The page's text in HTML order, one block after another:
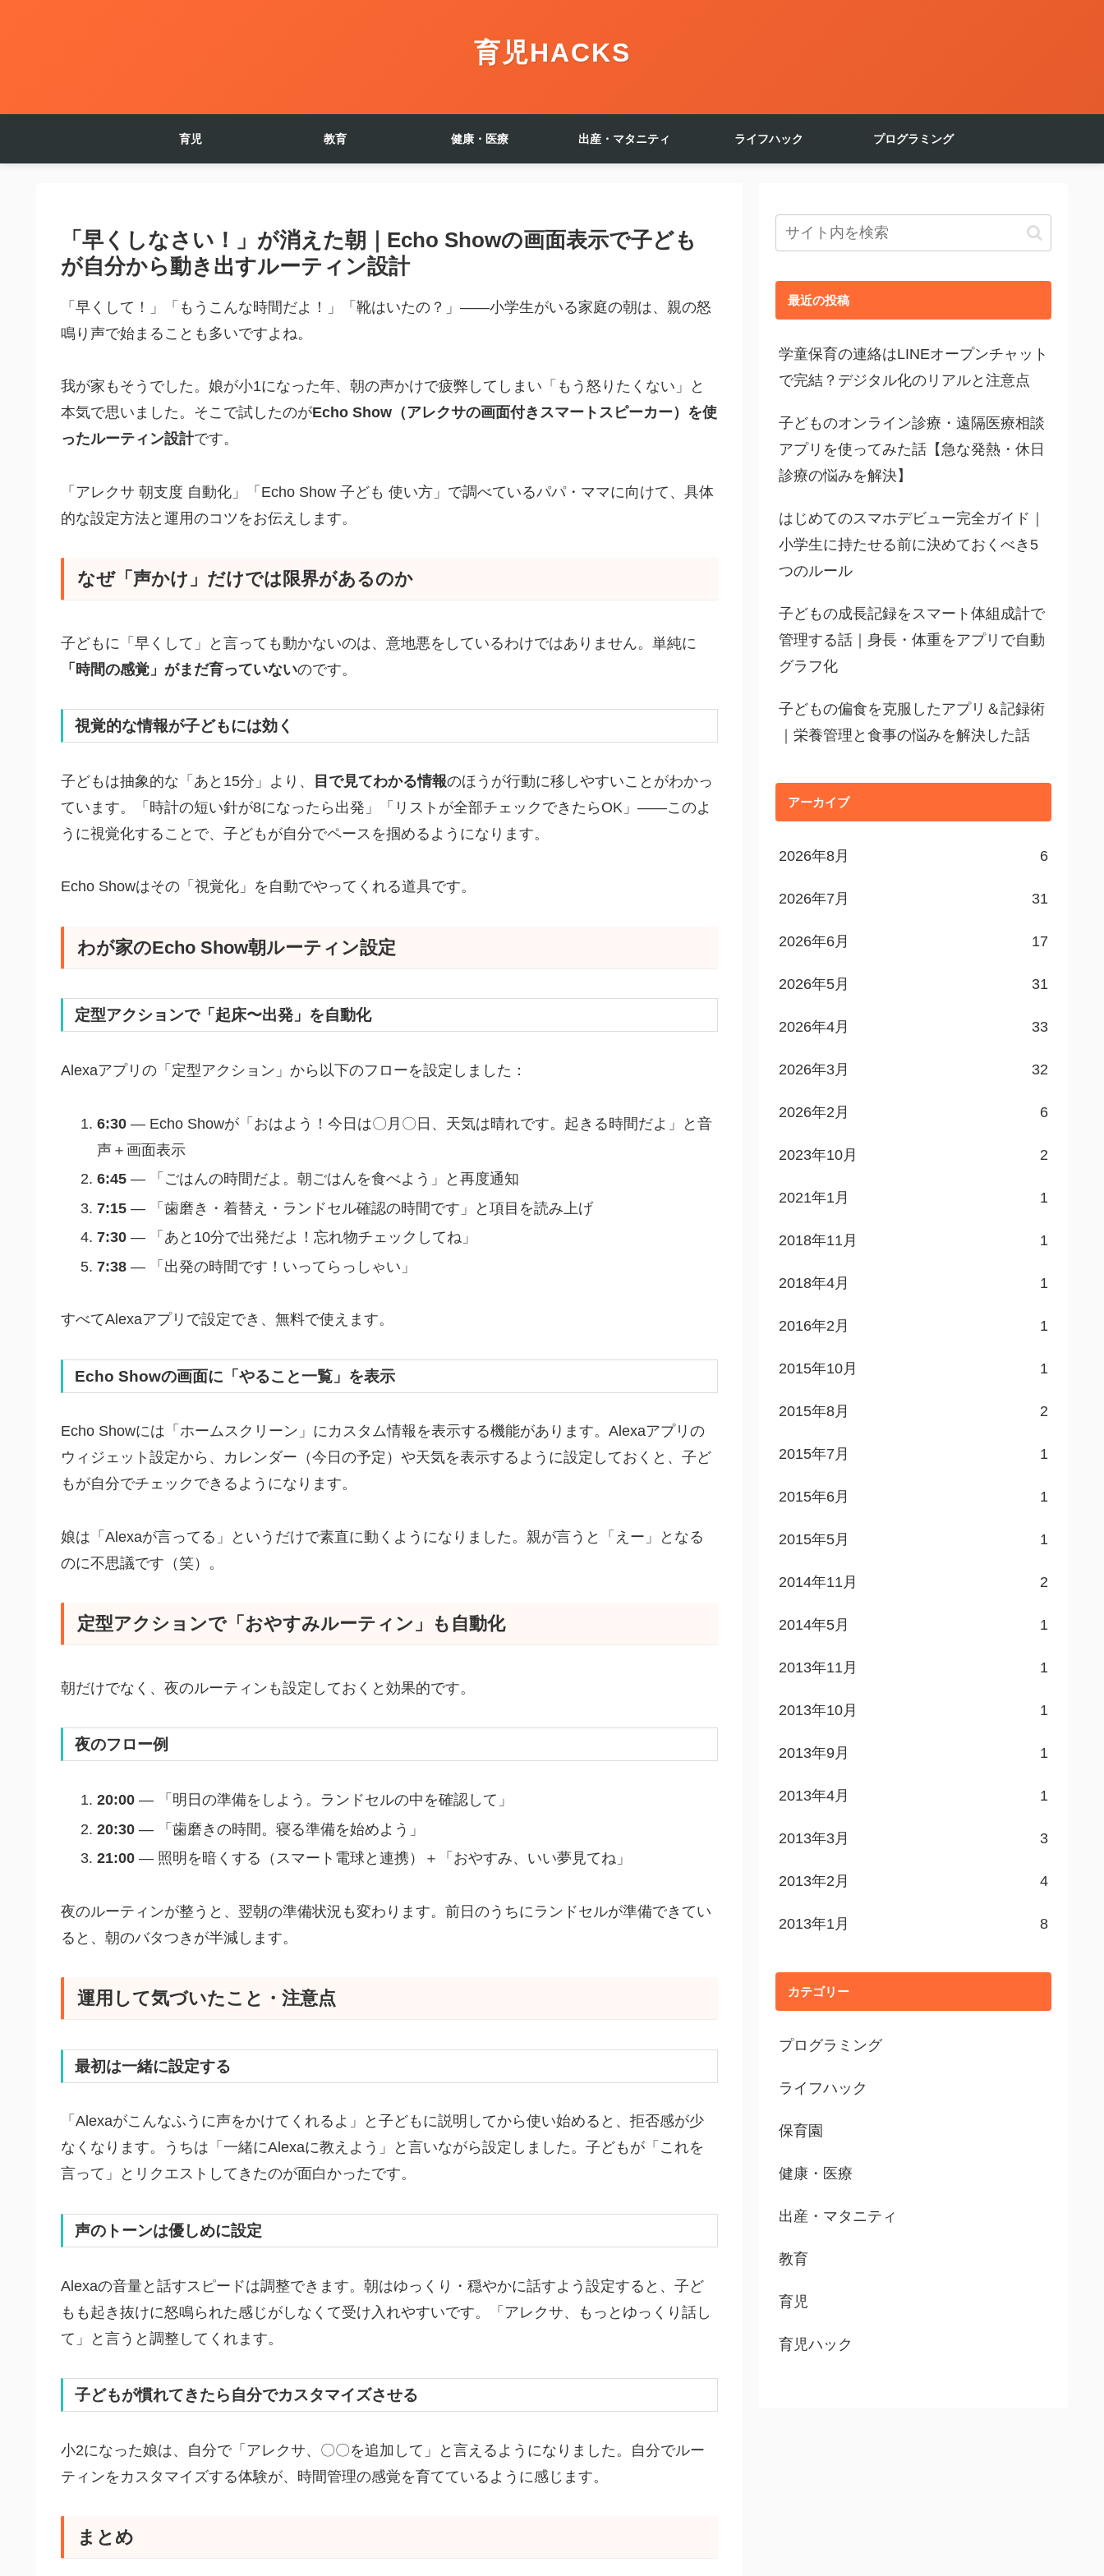
育児HACKS
育児 教育 健康・医療 出産・マタニティ ライフハック プログラミング
「早くしなさい！」が消えた朝｜Echo Showの画面表示で子ども
が自分から動き出すルーティン設計
「早くして！」「もうこんな時間だよ！」「靴はいたの？」——小学生がいる家庭の朝は、親の怒
鳴り声で始まることも多いですよね。
我が家もそうでした。娘が小1になった年、朝の声かけで疲弊してしまい「もう怒りたくない」と
本気で思いました。そこで試したのがEcho Show（アレクサの画面付きスマートスピーカー）を使
ったルーティン設計です。
「アレクサ 朝支度 自動化」「Echo Show 子ども 使い方」で調べているパパ・ママに向けて、具体
的な設定方法と運用のコツをお伝えします。
なぜ「声かけ」だけでは限界があるのか
子どもに「早くして」と言っても動かないのは、意地悪をしているわけではありません。単純に
「時間の感覚」がまだ育っていないのです。
視覚的な情報が子どもには効く
子どもは抽象的な「あと15分」より、 目で見てわかる情報のほうが行動に移しやすいことがわかっ
ています。「時計の短い針が8になったら出発」「リストが全部チェックできたらOK」——このよ
うに視覚化することで、子どもが自分でペースを掴めるようになります。
Echo Showはその「視覚化」を自動でやってくれる道具です。
わが家のEcho Show朝ルーティン設定
定型アクションで「起床〜出発」を自動化
Alexaアプリの「定型アクション」から以下のフローを設定しました：
6:30— Echo Showが「おはよう！今日は〇月〇日、天気は晴れです。起きる時間だよ」と音
声＋画面表示
6:45— 「ごはんの時間だよ。朝ごはんを食べよう」と再度通知
7:15— 「歯磨き・着替え・ランドセル確認の時間です」と項目を読み上げ
7:30— 「あと10分で出発だよ！忘れ物チェックしてね」
7:38— 「出発の時間です！いってらっしゃい」
すべてAlexaアプリで設定でき、無料で使えます。
Echo Showの画面に「やること一覧」を表示
Echo Showには「ホームスクリーン」にカスタム情報を表示する機能があります。Alexaアプリの
ウィジェット設定から、カレンダー（今日の予定）や天気を表示するように設定しておくと、子ど
もが自分でチェックできるようになります。
娘は「Alexaが言ってる」というだけで素直に動くようになりました。親が言うと「えー」となる
のに不思議です（笑）。
定型アクションで「おやすみルーティン」も自動化
朝だけでなく、夜のルーティンも設定しておくと効果的です。
夜のフロー例
20:00— 「明日の準備をしよう。ランドセルの中を確認して」
20:30— 「歯磨きの時間。寝る準備を始めよう」
21:00— 照明を暗くする（スマート電球と連携）＋「おやすみ、いい夢見てね」
夜のルーティンが整うと、翌朝の準備状況も変わります。前日のうちにランドセルが準備できてい
ると、朝のバタつきが半減します。
運用して気づいたこと・注意点
最初は一緒に設定する
「Alexaがこんなふうに声をかけてくれるよ」と子どもに説明してから使い始めると、拒否感が少
なくなります。うちは「一緒にAlexaに教えよう」と言いながら設定しました。子どもが「これを
言って」とリクエストしてきたのが面白かったです。
声のトーンは優しめに設定
Alexaの音量と話すスピードは調整できます。朝はゆっくり・穏やかに話すよう設定すると、子ど
もも起き抜けに怒鳴られた感じがしなくて受け入れやすいです。「アレクサ、もっとゆっくり話し
て」と言うと調整してくれます。
子どもが慣れてきたら自分でカスタマイズさせる
小2になった娘は、自分で「アレクサ、〇〇を追加して」と言えるようになりました。自分でルー
ティンをカスタマイズする体験が、時間管理の感覚を育てているように感じます。
まとめ
最近の投稿
学童保育の連絡はLINEオープンチャット
で完結？デジタル化のリアルと注意点
子どものオンライン診療・遠隔医療相談
アプリを使ってみた話【急な発熱・休日
診療の悩みを解決】
はじめてのスマホデビュー完全ガイド｜
小学生に持たせる前に決めておくべき5
つのルール
子どもの成長記録をスマート体組成計で
管理する話｜身長・体重をアプリで自動
グラフ化
子どもの偏食を克服したアプリ＆記録術
｜栄養管理と食事の悩みを解決した話
アーカイブ
2026年8月 6
2026年7月 31
2026年6月 17
2026年5月 31
2026年4月 33
2026年3月 32
2026年2月 6
2023年10月 2
2021年1月 1
2018年11月 1
2018年4月 1
2016年2月 1
2015年10月 1
2015年8月 2
2015年7月 1
2015年6月 1
2015年5月 1
2014年11月 2
2014年5月 1
2013年11月 1
2013年10月 1
2013年9月 1
2013年4月 1
2013年3月 3
2013年2月 4
2013年1月 8
カテゴリー
プログラミング
ライフハック
保育園
健康・医療
出産・マタニティ
教育
育児
育児ハック